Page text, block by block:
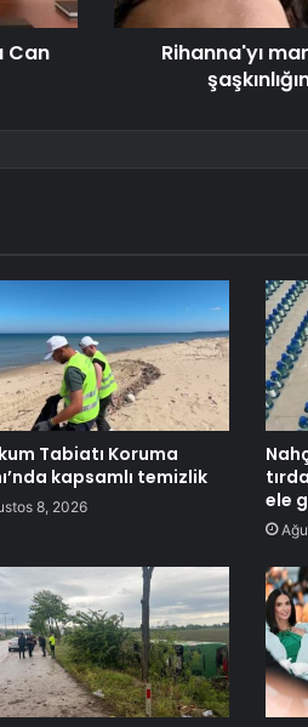
Can
Rihanna'yı
Tabiatı Koruma
kapsamlı temizlik
8, 2026
ele